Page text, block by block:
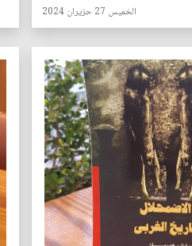
الخميس 27 حزيران 2024